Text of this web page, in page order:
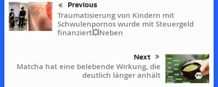
Previous
Traumatisierung von Kindern mit
Schwulenpornos wurde mit Steuergeld
finanziert💥Neben
Next
Matcha hat eine belebende Wirkung, die
deutlich länger anhält